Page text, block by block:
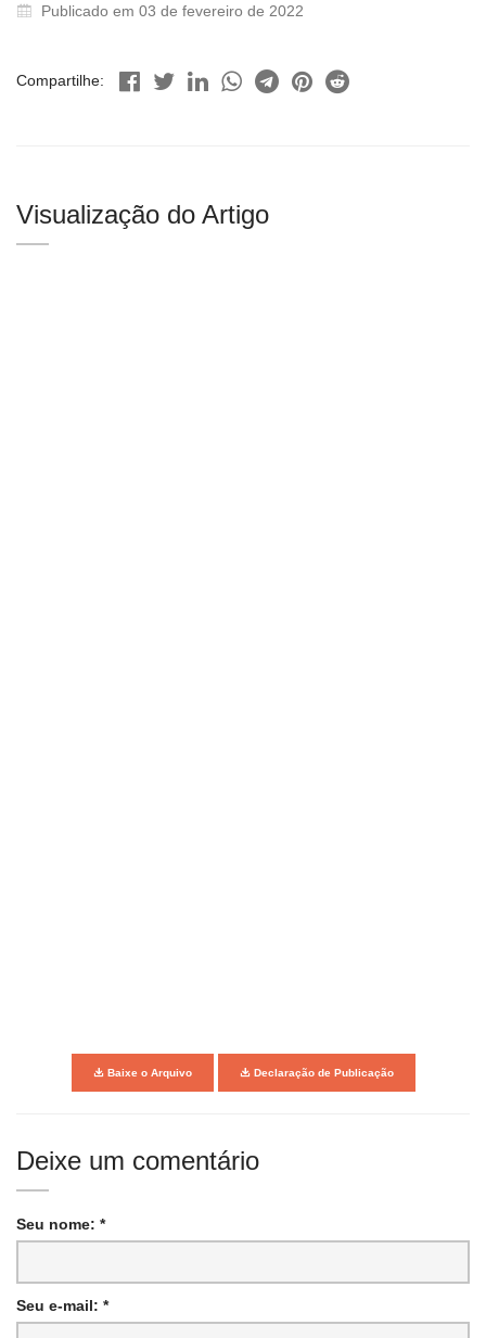
Publicado em 03 de fevereiro de 2022
Compartilhe:
Visualização do Artigo
Baixe o Arquivo Declaração de Publicação
Deixe um comentário
Seu nome: *
Seu e-mail: *